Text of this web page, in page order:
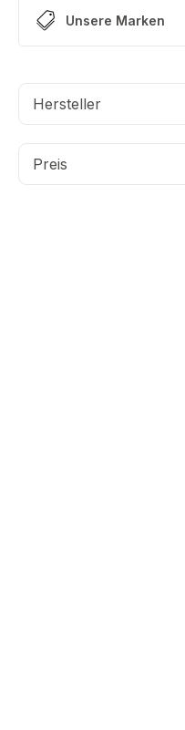
Unsere Marken
Hersteller
Preis